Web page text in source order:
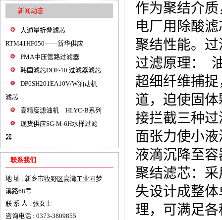
新闻动态
大通量折叠滤芯
RTM41HF050——新华供应
PMA中压管路过滤器
韩国滤芯DOF-10 过滤器滤芯
DP6SH201EA10V/W油动机
滤芯
高精度滤油机 HLYC-B系列
现货供应SG-M-6H水样过滤
器
联系我们
地 址 : 新乡市牧野区高湾工业园梦
溪路68号
联 系 人 : 张女士
咨询电话 : 0373-3809855
作为聚结介
电厂用除酸滤
聚结性能。
过滤原理：
超细纤维捕
道，迫使固
接拦截三种
面张力使小
液滴沉降至
聚结滤芯：
失设计成整
理，可满足